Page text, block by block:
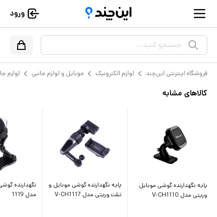
ورود
جستجو کنید...
فروشگاه اینترنتی این‌چند لوازم الکترونیک موبایل و لوازم جانبی لوازم
کالاهای مشابه
پایه نگهدارنده گوشی موبایل
وریتی مدل V-CH1110
پایه نگهدارنده گوشی موبایل و
تبلت وریتی مدل V-CH1117
نگهدارنده
مدل 1119